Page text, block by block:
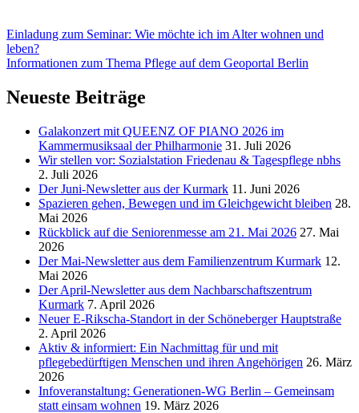
Beitragsnavigation
Einladung zum Seminar: Wie möchte ich im Alter wohnen und
leben?
Informationen zum Thema Pflege auf dem Geoportal Berlin
Neueste Beiträge
Galakonzert mit QUEENZ OF PIANO 2026 im
Kammermusiksaal der Philharmonie 31. Juli 2026
Wir stellen vor: Sozialstation Friedenau & Tagespflege nbhs
2. Juli 2026
Der Juni-Newsletter aus der Kurmark 11. Juni 2026
Spazieren gehen, Bewegen und im Gleichgewicht bleiben 28.
Mai 2026
Rückblick auf die Seniorenmesse am 21. Mai 2026 27. Mai
2026
Der Mai-Newsletter aus dem Familienzentrum Kurmark 12.
Mai 2026
Der April-Newsletter aus dem Nachbarschaftszentrum
Kurmark 7. April 2026
Neuer E-Rikscha-Standort in der Schöneberger Hauptstraße
2. April 2026
Aktiv & informiert: Ein Nachmittag für und mit
pflegebedürftigen Menschen und ihren Angehörigen 26. März
2026
Infoveranstaltung: Generationen-WG Berlin – Gemeinsam
statt einsam wohnen 19. März 2026